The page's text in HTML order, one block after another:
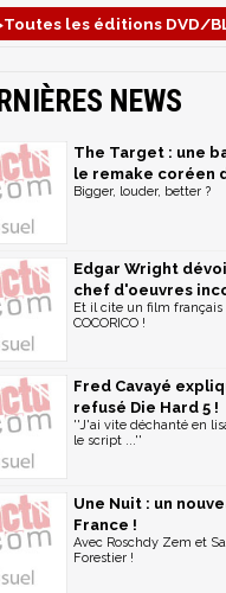
les éditions DVD/
NEWS
The Target : une
le remake coréen
Bigger, louder, better ?
Edgar Wright
chef d'oeuvres
Et il cite un film français
COCORICO !
Fred Cavayé
refusé Die Hard 5 !
''J'ai vite déchanté en
le script ...''
Une Nuit : un
France !
Avec Roschdy Zem et
Forestier !